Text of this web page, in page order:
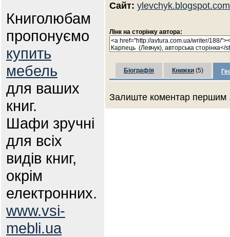
Книголюбам
пропонуємо
купить
мебель
для ваших
книг.
Шафи зручні
для всіх
видів книг,
окрім
електронних.
www.vsi-
mebli.ua
Сайт:
Лінк на сторінку автора:
Біографія Книжки (5)
Залиште коментар першим